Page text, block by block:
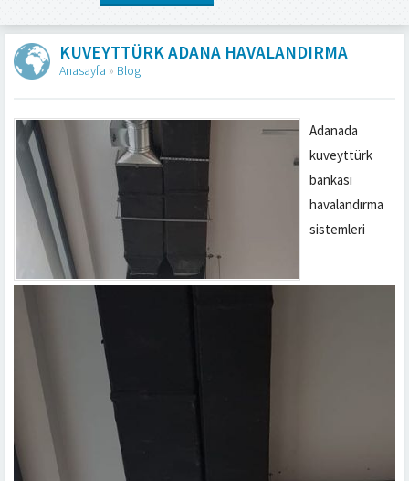
KUVEYTTÜRK ADANA HAVALANDIRMA
Anasayfa » Blog
Adanada
kuveyttürk
bankası
havalandırma
sistemleri